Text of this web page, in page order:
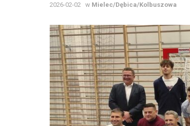
2026-02-02 w Mielec/Dębica/Kolbuszowa